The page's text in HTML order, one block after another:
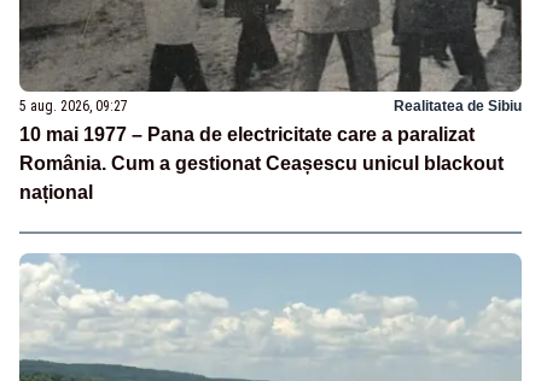
5 aug. 2026, 09:27 Realitatea de Sibiu
10 mai 1977 – Pana de electricitate care a paralizat
România. Cum a gestionat Ceașescu unicul blackout
național